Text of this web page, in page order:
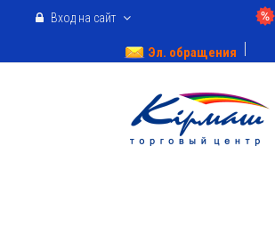
Вход на сайт
Эл. обращения